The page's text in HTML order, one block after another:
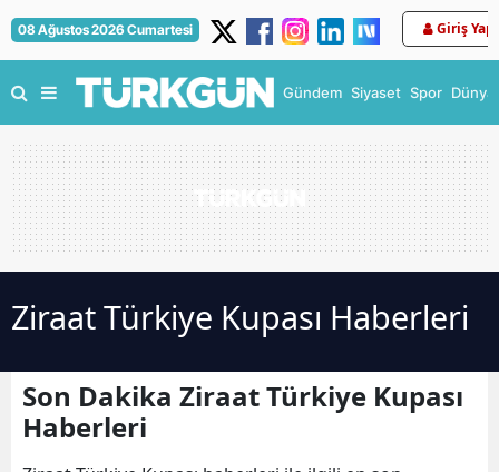
08 Ağustos 2026 Cumartesi Giriş Yap
Gündem Siyaset Spor Dünya
Ziraat Türkiye Kupası Haberleri
Son Dakika Ziraat Türkiye Kupası
Haberleri